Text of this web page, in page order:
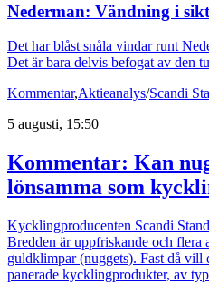
Nederman: Vändning i
Det har blåst snåla vindar runt
Det är bara delvis befogat av den
Kommentar,Aktieanalys/Scandi
5 augusti, 15:50
Kommentar: Kan
lönsamma som
Kycklingproducenten Scandi
Bredden är uppfriskande och flera
guldklimpar (nuggets). Fast då vill
panerade kycklingprodukter, av